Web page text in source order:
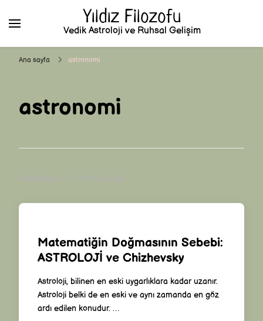
Yıldız Filozofu
Vedik Astroloji ve Ruhsal Gelişim
Ana sayfa astronomi
astronomi
Gösteriliyor: 1 - 1 of 1 Sonuçlar
Matematiğin Doğmasının Sebebi:
ASTROLOJİ ve Chizhevsky
Astroloji, bilinen en eski uygarlıklara kadar uzanır.
Astroloji belki de en eski ve aynı zamanda en göz
ardı edilen konudur. …